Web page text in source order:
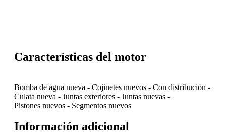
Características del motor
Bomba de agua nueva - Cojinetes nuevos - Con distribución -
Culata nueva - Juntas exteriores - Juntas nuevas -
Pistones nuevos - Segmentos nuevos
Información adicional